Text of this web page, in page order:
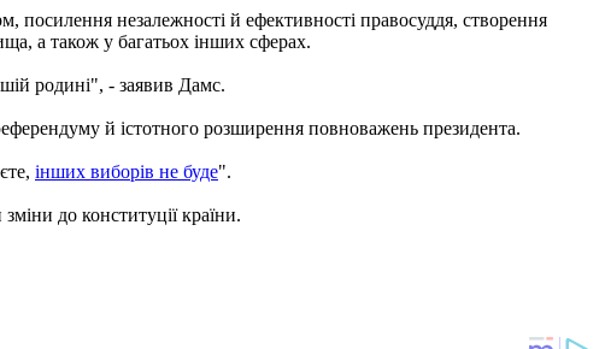
посилення незалежності й ефективності правосуддя, створення
а також у багатьох інших сферах.
родині", - заявив Дамс.
й істотного розширення повноважень президента.
інших виборів не буде".
до конституції країни.